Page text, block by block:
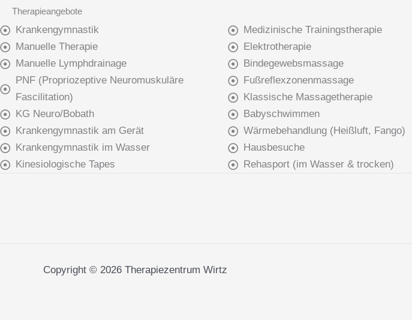
Therapieangebote
Krankengymnastik
Manuelle Therapie
Manuelle Lymphdrainage
PNF (Propriozeptive Neuromuskuläre
Fascilitation)
KG Neuro/Bobath
Krankengymnastik am Gerät
Krankengymnastik im Wasser
Kinesiologische Tapes
Medizinische Trainingstherapie
Elektrotherapie
Bindegewebsmassage
Fußreflexzonenmassage
Klassische Massagetherapie
Babyschwimmen
Wärmebehandlung (Heißluft, Fango)
Hausbesuche
Rehasport (im Wasser & trocken)
Copyright © 2026 Therapiezentrum Wirtz